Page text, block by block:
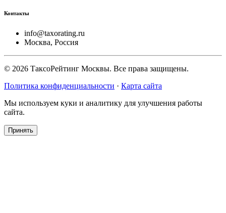
Контакты
info@taxorating.ru
Москва, Россия
© 2026 ТаксоРейтинг Москвы. Все права защищены.
Политика конфиденциальности · Карта сайта
Мы используем куки и аналитику для улучшения работы
сайта.
Принять